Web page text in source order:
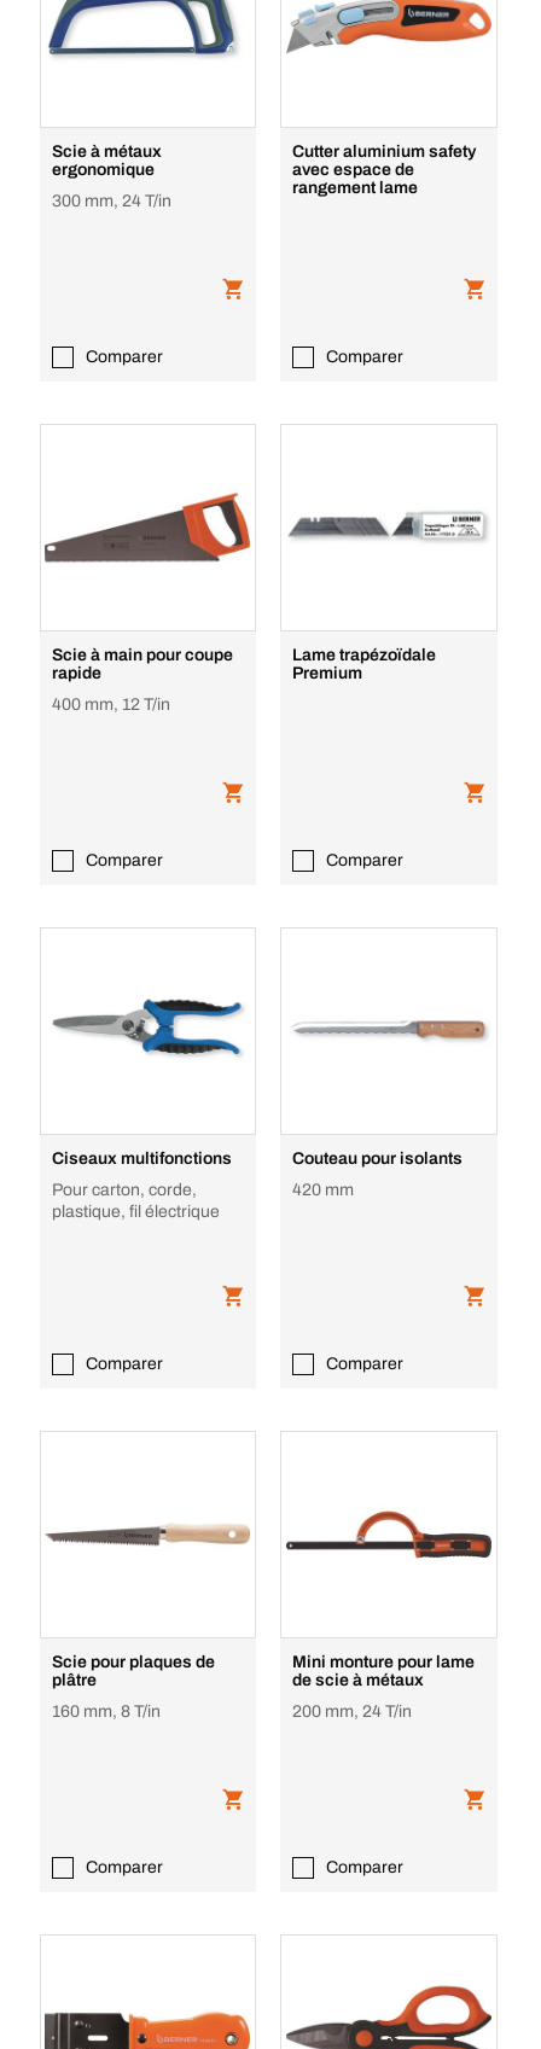
Scie à métaux
ergonomique
300 mm, 24 T/in
Comparer
Cutter aluminium safety
avec espace de
rangement lame
Comparer
Scie à main pour coupe
rapide
400 mm, 12 T/in
Comparer
Lame trapézoïdale
Premium
Comparer
Ciseaux multifonctions
Pour carton, corde,
plastique, fil électrique
Comparer
Couteau pour isolants
420 mm
Comparer
Scie pour plaques de
plâtre
160 mm, 8 T/in
Comparer
Mini monture pour lame
de scie à métaux
200 mm, 24 T/in
Comparer